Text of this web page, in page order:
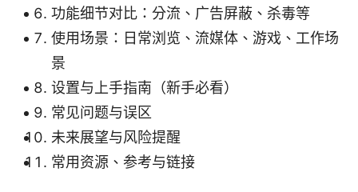
功能细节对比：分流、广告屏蔽、杀毒等
使用场景：日常浏览、流媒体、游戏、工作场
景
设置与上手指南（新手必看）
常见问题与误区
未来展望与风险提醒
常用资源、参考与链接